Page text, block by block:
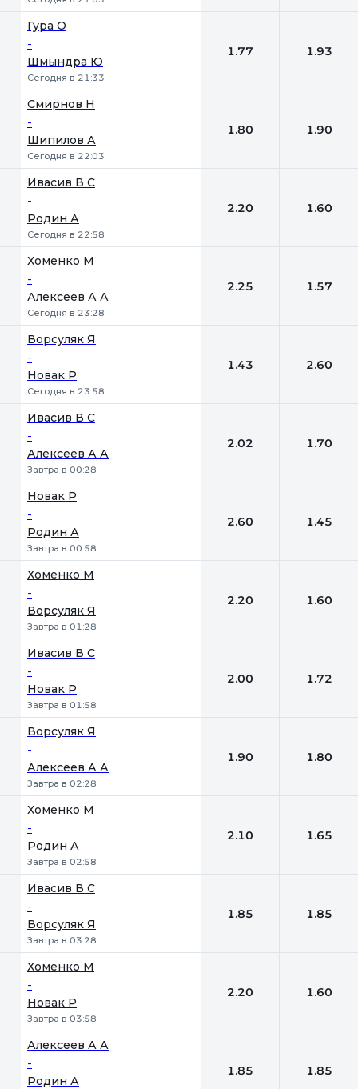
Гура О
-
Шмындра Ю
Сегодня в 21:33
1.77 1.93
Смирнов Н
-
Шипилов А
Сегодня в 22:03
1.80 1.90
Ивасив В С
-
Родин А
Сегодня в 22:58
2.20 1.60
Хоменко М
-
Алексеев А А
Сегодня в 23:28
2.25 1.57
Ворсуляк Я
-
Новак Р
Сегодня в 23:58
1.43 2.60
Ивасив В С
-
Алексеев А А
Завтра в 00:28
2.02 1.70
Новак Р
-
Родин А
Завтра в 00:58
2.60 1.45
Хоменко М
-
Ворсуляк Я
Завтра в 01:28
2.20 1.60
Ивасив В С
-
Новак Р
Завтра в 01:58
2.00 1.72
Ворсуляк Я
-
Алексеев А А
Завтра в 02:28
1.90 1.80
Хоменко М
-
Родин А
Завтра в 02:58
2.10 1.65
Ивасив В С
-
Ворсуляк Я
Завтра в 03:28
1.85 1.85
Хоменко М
-
Новак Р
Завтра в 03:58
2.20 1.60
Алексеев А А
-
Родин А
1.85 1.85